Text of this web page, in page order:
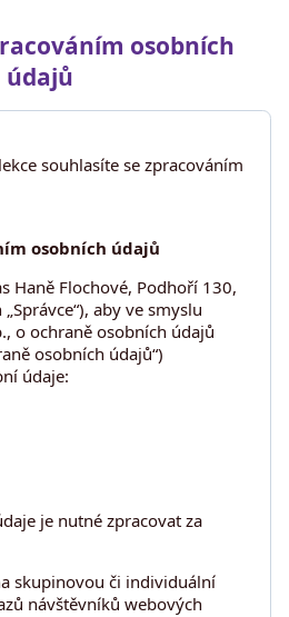
osobních
údajů
souhlasíte se zpracováním
osobních údajů
Haně Flochové, Podhoří 130,
aby ve smyslu
o ochraně osobních údajů
osobních údajů“)
údaje:
je nutné zpracovat za
skupinovou či individuální
návštěvníků webových